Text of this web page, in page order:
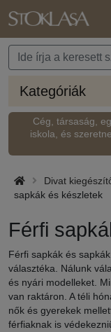
Kategóriák
Cég, társaság,
iskola, és
Divat
sapkák és készletek
Férfi
Férfi sapkák és
választéka. Nálunk
és nyári modelleket.
van raktáron. A téli
nők és gyerekek
férfiaknak is